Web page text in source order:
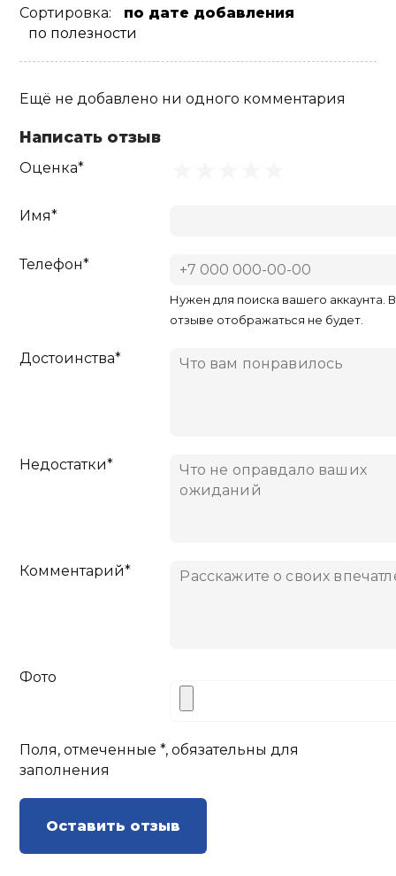
Сортировка:
по дате добавления
по полезности
Ещё не добавлено ни одного комментария
Написать отзыв
Оценка*
Имя*
Телефон*
Нужен для поиска вашего аккаунта. В
отзыве отображаться не будет.
Достоинства*
Недостатки*
Комментарий*
Фото
Поля, отмеченные *, обязательны для
заполнения
Оставить отзыв